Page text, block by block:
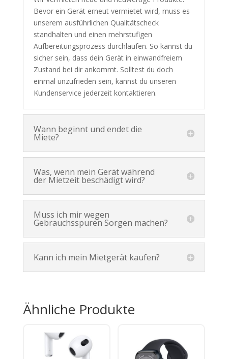
Bevor ein Gerät erneut vermietet wird, muss es
unserem ausführlichen Qualitätscheck
standhalten und einen mehrstufigen
Aufbereitungsprozess durchlaufen. So kannst du
sicher sein, dass dein Gerät in einwandfreiem
Zustand bei dir ankommt. Solltest du doch
einmal unzufrieden sein, kannst du unseren
Kundenservice jederzeit kontaktieren.
Wann beginnt und endet die
Miete?
Was, wenn mein Gerät während
der Mietzeit beschädigt wird?
Muss ich mir wegen
Gebrauchsspuren Sorgen machen?
Kann ich mein Mietgerät kaufen?
Ähnliche Produkte